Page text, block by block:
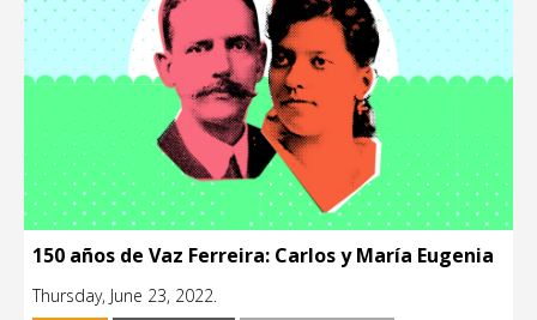
150 años de Vaz Ferreira: Carlos y María Eugenia
Thursday, June 23, 2022.